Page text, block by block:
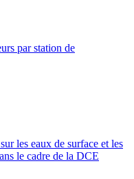
par station de
les eaux de surface et les
le cadre de la DCE